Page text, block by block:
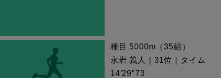
種目 5000m（35組）
永岩 義人｜31位｜タイム
14′29″73